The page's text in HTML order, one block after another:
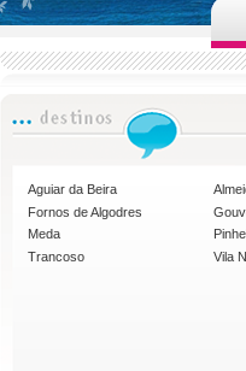
Aguiar da Beira
Fornos de Algodres
Meda
Pinhel
Trancoso
Vila